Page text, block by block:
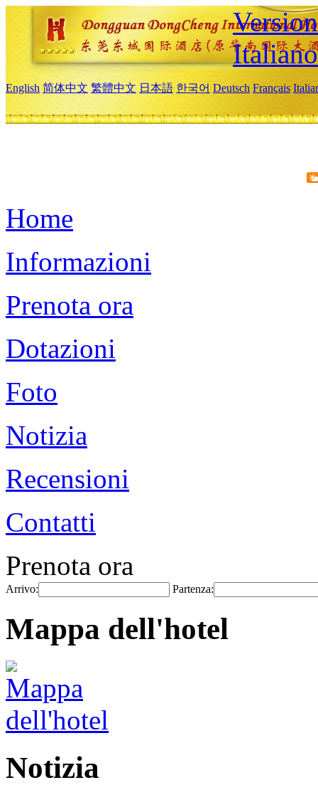
Italiano
English 简体中文 繁體中文 日本語 한국어 Deutsch Français
Home
Informazioni
Prenota ora
Dotazioni
Foto
Notizia
Recensioni
Contatti
Prenota ora
Arrivo: Partenza:
Mappa dell'hotel
Notizia